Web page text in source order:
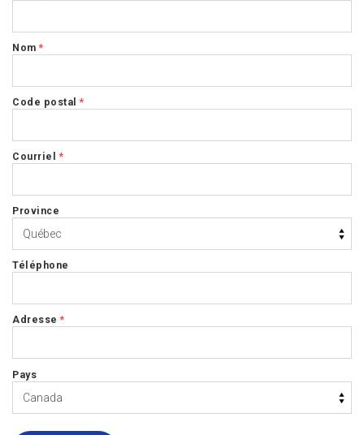
Nom *
Code postal *
Courriel *
Province
Téléphone
Adresse *
Pays